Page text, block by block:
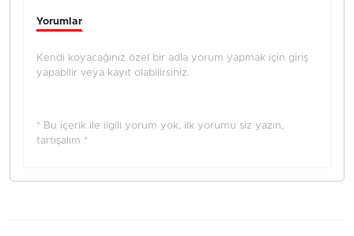
Yorumlar
Kendi koyacağınız özel bir adla yorum yapmak için giriş
yapabilir veya kayıt olabilirsiniz.
* Bu içerik ile ilgili yorum yok, ilk yorumu siz yazın,
tartışalım *